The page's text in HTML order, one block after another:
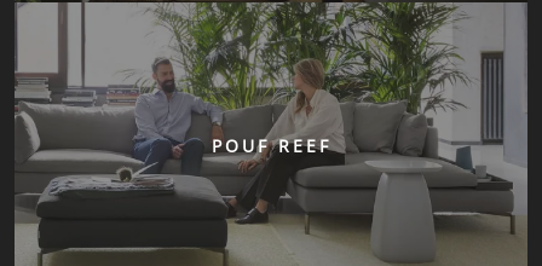
POUF REEF